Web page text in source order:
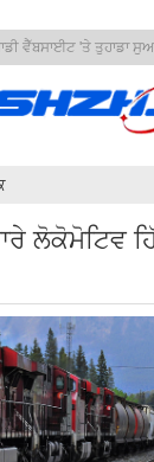
ਵੈੱਬਸਾਈਟ 'ਤੇ ਤੁਹਾਡਾ
ਲੋਕੋਮੋਟਿਵ